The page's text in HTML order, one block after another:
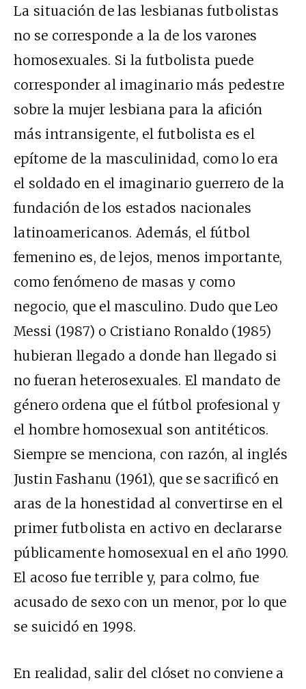
La situación de las lesbianas futbolistas
no se corresponde a la de los varones
homosexuales. Si la futbolista puede
corresponder al imaginario más pedestre
sobre la mujer lesbiana para la afición
más intransigente, el futbolista es el
epítome de la masculinidad, como lo era
el soldado en el imaginario guerrero de la
fundación de los estados nacionales
latinoamericanos. Además, el fútbol
femenino es, de lejos, menos importante,
como fenómeno de masas y como
negocio, que el masculino. Dudo que Leo
Messi (1987) o Cristiano Ronaldo (1985)
hubieran llegado a donde han llegado si
no fueran heterosexuales. El mandato de
género ordena que el fútbol profesional y
el hombre homosexual son antitéticos.
Siempre se menciona, con razón, al inglés
Justin Fashanu (1961), que se sacrificó en
aras de la honestidad al convertirse en el
primer futbolista en activo en declararse
públicamente homosexual en el año 1990.
El acoso fue terrible y, para colmo, fue
acusado de sexo con un menor, por lo que
se suicidó en 1998.
En realidad, salir del clóset no conviene a